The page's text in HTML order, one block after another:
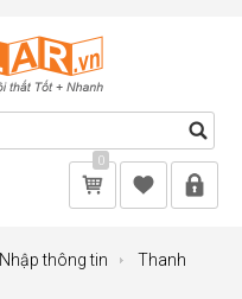
0
Nhập thông tin
Thanh